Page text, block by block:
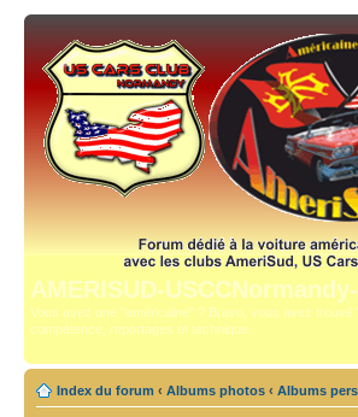
AMERISUD-
Vous avez une "américaine" ? Bravo, vous avez
compétence, reportages et technique.
Index du forum ‹ Albums photos ‹ Albums